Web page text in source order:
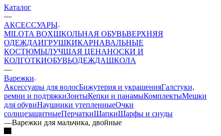
Каталог
—
АКСЕССУАРЫ
MILOTA BOXШКОЛЬНАЯ ОБУВЬВЕРХНЯЯ
ОДЕЖДАИГРУШКИКАРНАВАЛЬНЫЕ
КОСТЮМЫЛУЧШАЯ ЦЕНАНОСКИ И
КОЛГОТКИОБУВЬОДЕЖДАШКОЛА
—
Варежки
Аксессуары для волосБижутерия и украшенияГалстуки,
ремни и подтяжкиЗонтыКепки и панамыКомплектыМешки
для обувиНаушники утепленныеОчки
солнцезащитныеПерчаткиШапкиШарфы и снуды
—Варежки для мальчика, двойные